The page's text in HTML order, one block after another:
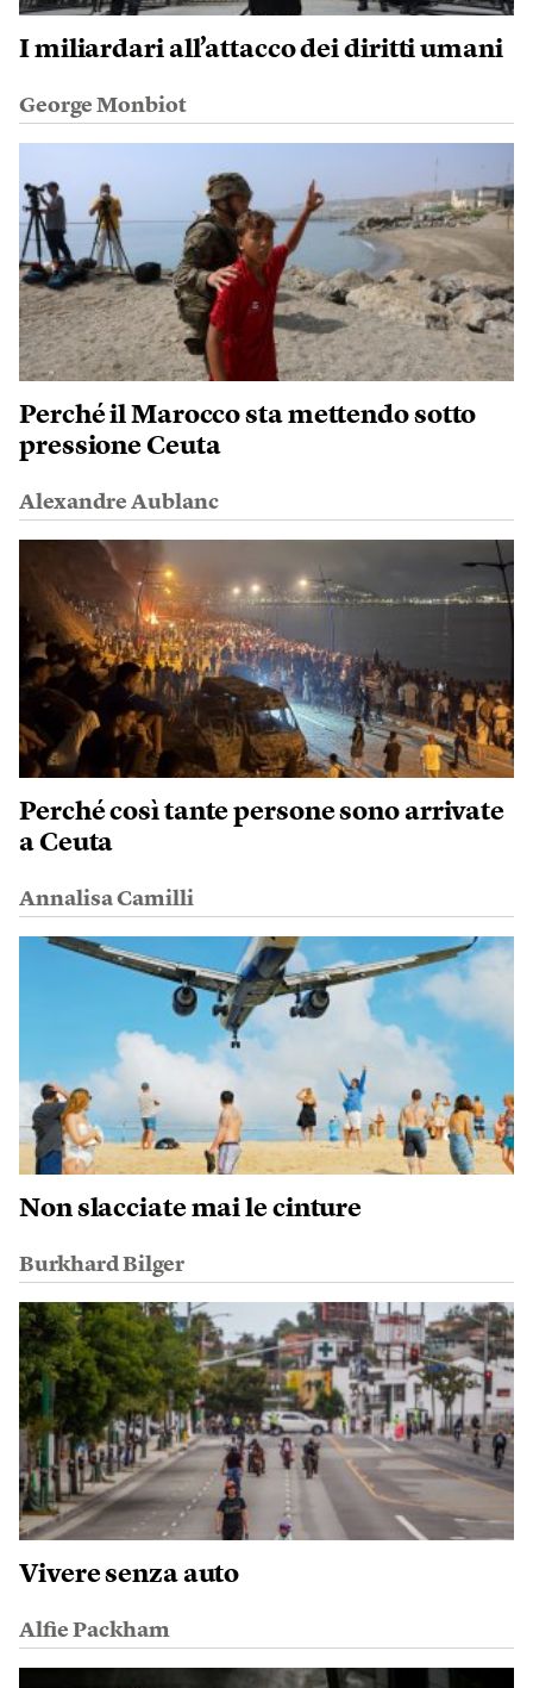
I miliardari all’attacco dei diritti umani
George Monbiot
Perché il Marocco sta mettendo sotto
pressione Ceuta
Alexandre Aublanc
Perché così tante persone sono arrivate
a Ceuta
Annalisa Camilli
Non slacciate mai le cinture
Burkhard Bilger
Vivere senza auto
Alfie Packham